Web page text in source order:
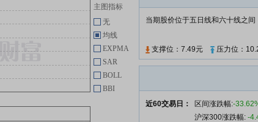
议决议公告
查看更多
当期股价位于五日线和六十线之
支撑位：7.49元 压力位：
近60交易日： 区间涨跌幅:-
沪深300涨跌幅: -
主图指标
无
均线
EXPMA
SAR
BOLL
BBI